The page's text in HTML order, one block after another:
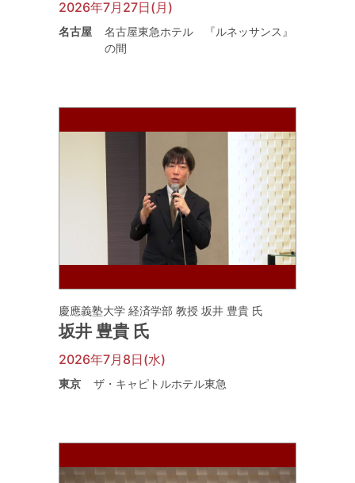
2026年7月27日(月)
名古屋
名古屋東急ホテル 『ルネッサンス』
の間
慶應義塾大学 経済学部 教授 坂井 豊貴 氏
坂井 豊貴 氏
2026年7月8日(水)
東京 ザ・キャピトルホテル東急